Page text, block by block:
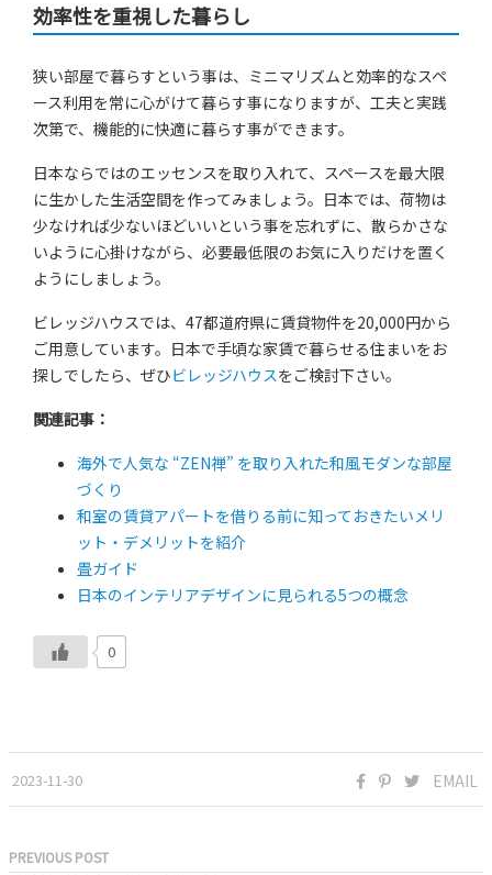
効率性を重視した暮らし
狭い部屋で暮らすという事は、ミニマリズムと効率的なスペ
ース利用を常に心がけて暮らす事になりますが、工夫と実践
次第で、機能的に快適に暮らす事ができます。
日本ならではのエッセンスを取り入れて、スペースを最大限
に生かした生活空間を作ってみましょう。日本では、荷物は
少なければ少ないほどいいという事を忘れずに、散らかさな
いように心掛けながら、必要最低限のお気に入りだけを置く
ようにしましょう。
ビレッジハウスでは、47都道府県に賃貸物件を20,000円から
ご用意しています。日本で手頃な家賃で暮らせる住まいをお
探しでしたら、ぜひビレッジハウスをご検討下さい。
関連記事：
海外で人気な “ZEN禅” を取り入れた和風モダンな部屋
づくり
和室の賃貸アパートを借りる前に知っておきたいメリ
ット・デメリットを紹介
畳ガイド
日本のインテリアデザインに見られる5つの概念
0
2023-11-30 EMAIL
PREVIOUS POST